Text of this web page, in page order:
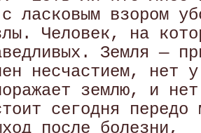
ласковым взором
Человек, на
Земля —
несчастием, нет
землю, и
сегодня
после болезни,